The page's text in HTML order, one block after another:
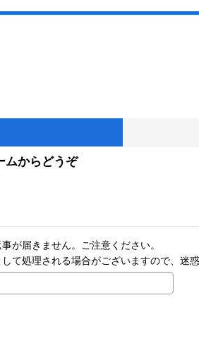
ムからどうぞ
が届きません。ご注意ください。
て処理される場合がございますので、迷